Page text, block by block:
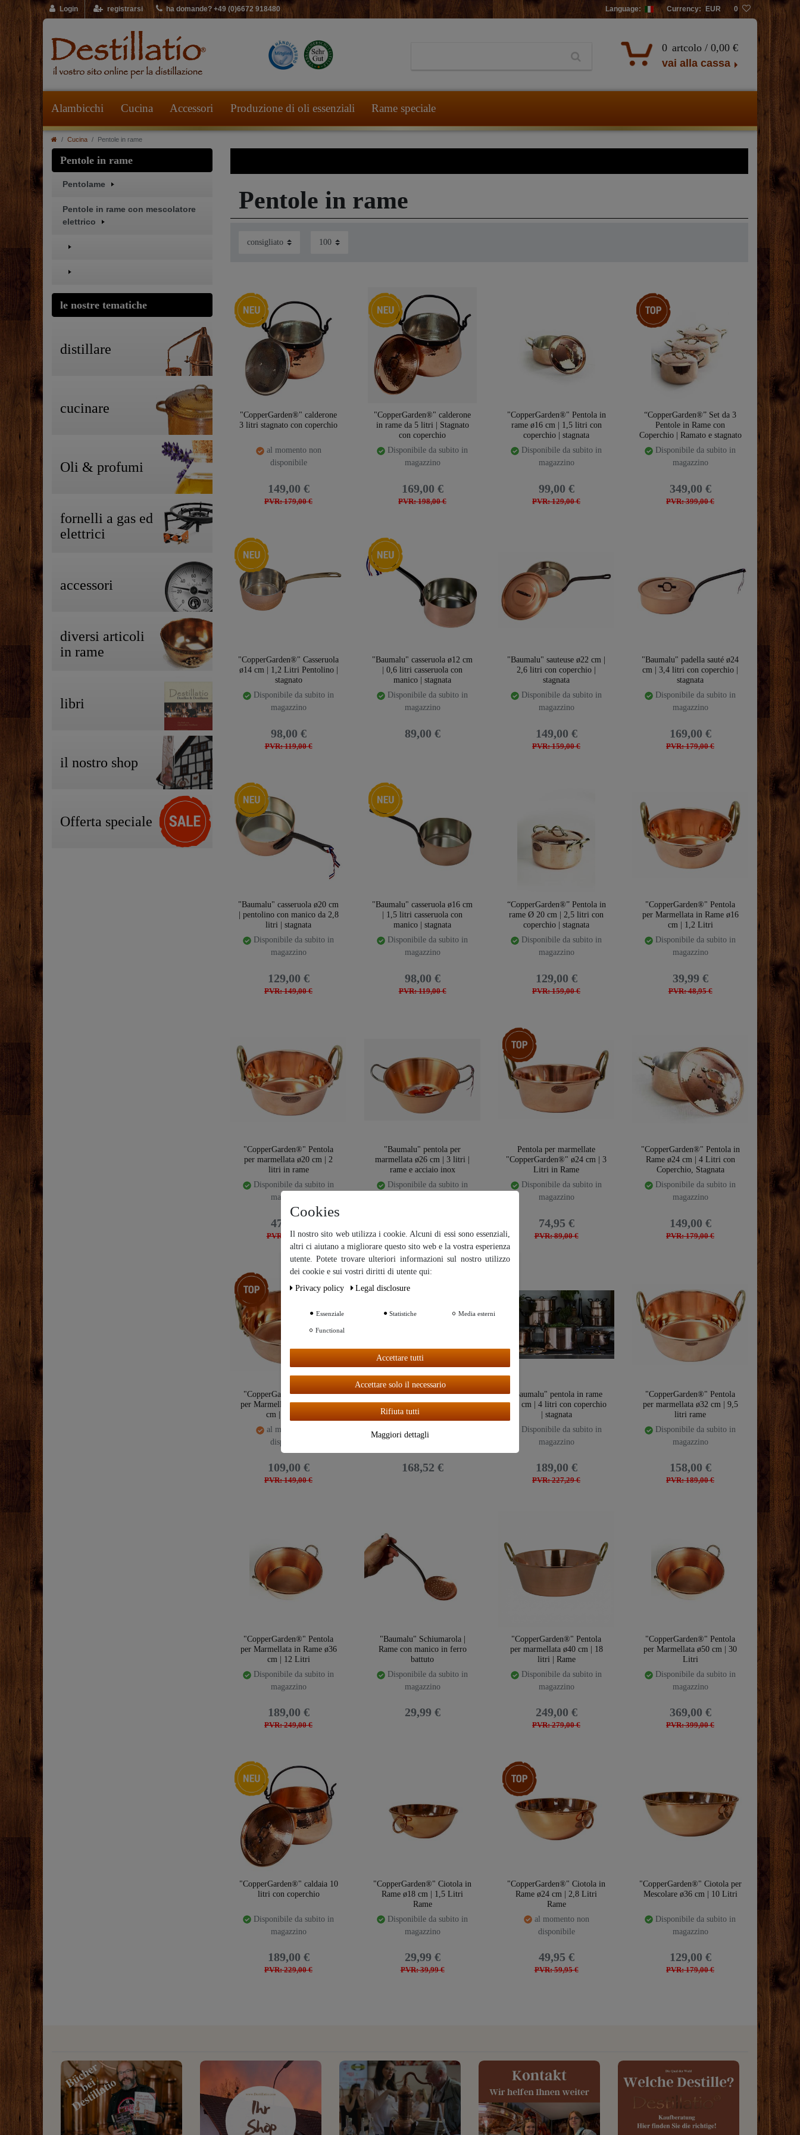
Login registrarsi ha domande? +49 (0)6672 918480 Language: Currency: EUR 0
0 artcolo / 0,00 €
vai alla cassa
Alambicchi Cucina Accessori Produzione di oli essenziali Rame speciale
Cucina Pentole in rame
Pentole in rame
Pentolame
Pentole in rame con mescolatore
elettrico
le nostre tematiche
distillare
cucinare
Oli & profumi
fornelli a gas ed
elettrici
accessori
diversi articoli
in rame
libri
il nostro shop
Offerta speciale
Pentole in rame
Ceres::Template.storeSpecialNew
"CopperGarden®" calderone
3 litri stagnato con coperchio
al momento non
disponibile
PVR: 179,00 €
149,00 €
Ceres::Template.storeSpecialNew
"CopperGarden®" calderone
in rame da 5 litri | Stagnato
con coperchio
Disponibile da subito in
magazzino
PVR: 198,00 €
169,00 €
"CopperGarden®" Pentola in
rame ø16 cm | 1,5 litri con
coperchio | stagnata
Disponibile da subito in
magazzino
PVR: 129,00 €
99,00 €
Ceres::Template.storeSpecialTop
“CopperGarden®” Set da 3
Pentole in Rame con
Coperchio | Ramato e stagnato
Disponibile da subito in
magazzino
PVR: 399,00 €
349,00 €
Ceres::Template.storeSpecialNew
"CopperGarden®" Casseruola
ø14 cm | 1,2 Litri Pentolino |
stagnato
Disponibile da subito in
magazzino
PVR: 119,00 €
98,00 €
Ceres::Template.storeSpecialNew
"Baumalu" casseruola ø12 cm
| 0,6 litri casseruola con
manico | stagnata
Disponibile da subito in
magazzino
89,00 €
"Baumalu" sauteuse ø22 cm |
2,6 litri con coperchio |
stagnata
Disponibile da subito in
magazzino
PVR: 159,00 €
149,00 €
"Baumalu" padella sauté ø24
cm | 3,4 litri con coperchio |
stagnata
Disponibile da subito in
magazzino
PVR: 179,00 €
169,00 €
Ceres::Template.storeSpecialNew
"Baumalu" casseruola ø20 cm
| pentolino con manico da 2,8
litri | stagnata
Disponibile da subito in
magazzino
PVR: 149,00 €
129,00 €
Ceres::Template.storeSpecialNew
"Baumalu" casseruola ø16 cm
| 1,5 litri casseruola con
manico | stagnata
Disponibile da subito in
magazzino
PVR: 119,00 €
98,00 €
“CopperGarden®” Pentola in
rame Ø 20 cm | 2,5 litri con
coperchio | stagnata
Disponibile da subito in
magazzino
PVR: 159,00 €
129,00 €
"CopperGarden®" Pentola
per Marmellata in Rame ø16
cm | 1,2 Litri
Disponibile da subito in
magazzino
PVR: 48,95 €
39,99 €
"CopperGarden®" Pentola
per marmellata ø20 cm | 2
litri in rame
Disponibile da subito in
magazzino
PVR: 59,95 €
47,95 €
"Baumalu" pentola per
marmellata ø26 cm | 3 litri |
rame e acciaio inox
Disponibile da subito in
PVR: 98,00 €
Ceres::Template.storeSpecialTop
Pentola per marmellate
"CopperGarden®" ø24 cm | 3
Litri in Rame
Disponibile da subito in
magazzino
PVR: 89,00 €
74,95 €
"CopperGarden®" Pentola in
Rame ø24 cm | 4 Litri con
Coperchio, Stagnata
Disponibile da subito in
magazzino
PVR: 179,00 €
149,00 €
Ceres::Template.storeSpecialTop
"CopperGarden®" Pentola
per Marmellata in Rame ø28
cm | 5,4 Litri
al momento non
disponibile
PVR: 149,00 €
109,00 €
"Baumalu" Pentola per
marmellata ø38 cm | 9 litri |
Rame & acciaio inox
magazzino
168,52 €
"Baumalu" pentola in rame
ø24 cm | 4 litri con coperchio
| stagnata
Disponibile da subito in
magazzino
PVR: 227,29 €
189,00 €
"CopperGarden®" Pentola
per marmellata ø32 cm | 9,5
litri rame
Disponibile da subito in
magazzino
PVR: 189,00 €
158,00 €
"CopperGarden®" Pentola
per Marmellata in Rame ø36
cm | 12 Litri
Disponibile da subito in
magazzino
PVR: 249,00 €
189,00 €
"Baumalu" Schiumarola |
Rame con manico in ferro
battuto
Disponibile da subito in
magazzino
29,99 €
"CopperGarden®" Pentola
per marmellata ø40 cm | 18
litri | Rame
Disponibile da subito in
magazzino
PVR: 279,00 €
249,00 €
"CopperGarden®" Pentola
per Marmellata ø50 cm | 30
Litri
Disponibile da subito in
magazzino
PVR: 399,00 €
369,00 €
Ceres::Template.storeSpecialNew
"CopperGarden®" caldaia 10
litri con coperchio
Disponibile da subito in
magazzino
PVR: 229,00 €
189,00 €
"CopperGarden®" Ciotola in
Rame ø18 cm | 1,5 Litri
Rame
Disponibile da subito in
magazzino
PVR: 39,99 €
29,99 €
Ceres::Template.storeSpecialTop
"CopperGarden®" Ciotola in
Rame ø24 cm | 2,8 Litri
Rame
al momento non
disponibile
PVR: 59,95 €
49,95 €
"CopperGarden®" Ciotola per
Mescolare ø36 cm | 10 Litri
Disponibile da subito in
magazzino
PVR: 179,00 €
129,00 €
Ceres::Template.cookieBarHintText
mplate.coo
eptAll
Cookies
Il nostro sito web utilizza i cookie. Alcuni di essi sono essenziali,
altri ci aiutano a migliorare questo sito web e la vostra esperienza
utente. Potete trovare ulteriori informazioni sul nostro utilizzo
dei cookie e sui vostri diritti di utente qui:
Privacy policy
Legal disclosure
Essenziale Statistiche Media esterni
Functional
Accettare tutti
Accettare solo il necessario
Rifiuta tutti
Maggiori dettagli